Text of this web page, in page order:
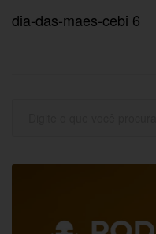
dia-das-maes-cebi 6